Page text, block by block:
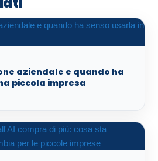
aziendale e quando ha
piccola impresa